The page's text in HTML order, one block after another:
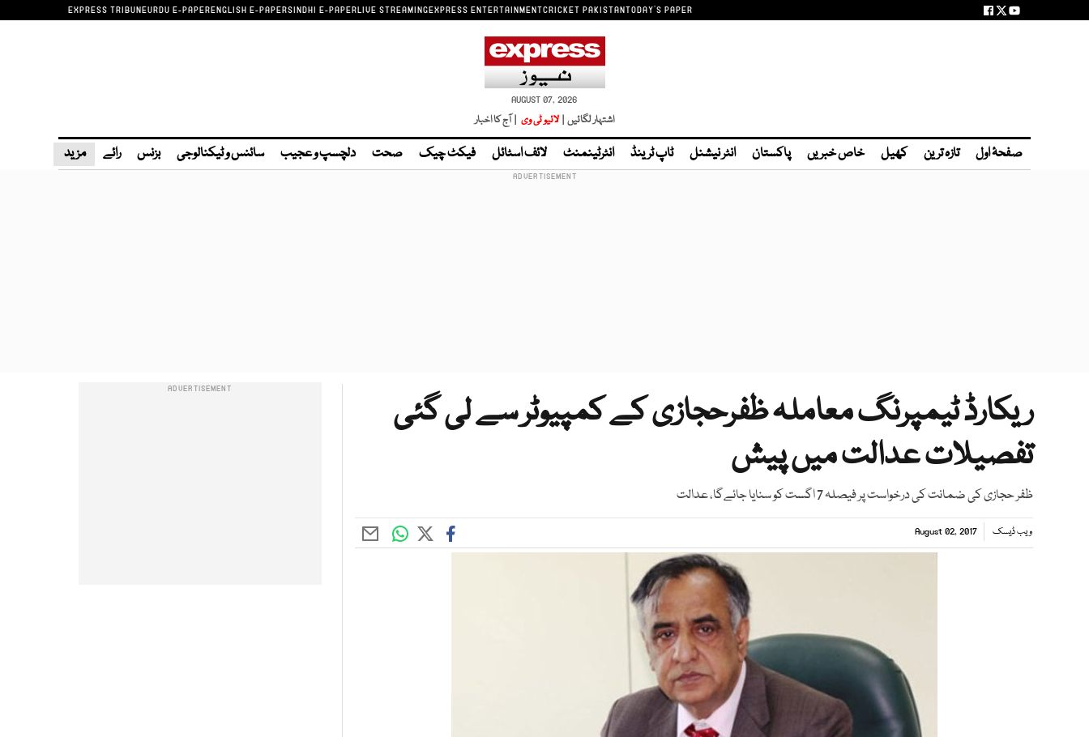
EXPRESS TRIBUNEURDU E-PAPERENGLISH E-PAPERSINDHI E-PAPERLIVE STREAMINGEXPRESS ENTERTAINMENTCRICKET PAKISTANTODAY'S PAPER
AUGUST 07, 2026
اشتہار لگائیں | لائیو ٹی وی | آج کا اخبار
صفحۂ اول تازہ ترین کھیل خاص خبریں پاکستان انٹر نیشنل ٹاپ ٹرینڈ انٹرٹینمنٹ لائف اسٹائل فیکٹ چیک صحت دلچسپ و عجیب سائنس و ٹیکنالوجی بزنس رائے مزید
ریکارڈ ٹیمپرنگ معاملہ ظفرحجازی کے کمپیوٹر سے لی گئی
تفصیلات عدالت میں پیش
ظفر حجازی کی ضمانت کی درخواست پر فیصلہ 7 اگست کو سنایا جائےگا، عدالت
ویب ڈیسک August 02, 2017